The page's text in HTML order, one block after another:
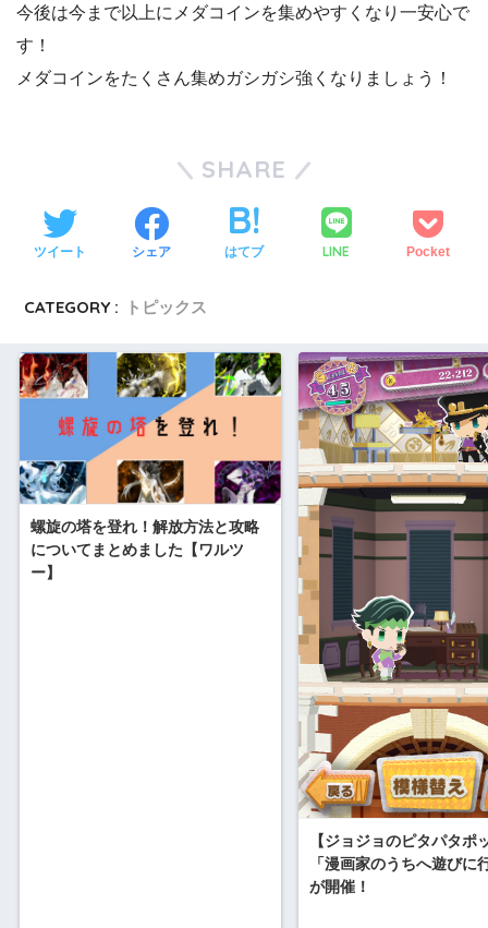
今後は今まで以上にメダコインを集めやすくなり一安心で
す！
メダコインをたくさん集めガシガシ強くなりましょう！
SHARE
ツイート シェア はてブ LINE Pocket
CATEGORY : トピックス
螺旋の塔を登れ！解放方法と攻略
についてまとめました【ワルツ
ー】
【ジョジョのピタパタポ
「漫画家のうちへ遊びに
が開催！